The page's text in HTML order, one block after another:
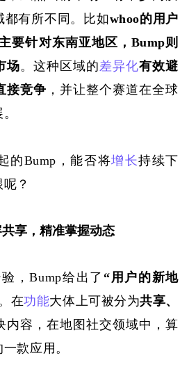
都有所不同。比如whoo的用户
要针对东南亚地区，Bump则
场。这种区域的差异化有效避
接竞争 ，并让整个赛道在全球
的Bump，能否将增长持续下
？
享，精准掌握动态
，Bump给出了 “用户的新地
在功能大体上可被分为共享、
内容，在地图社交领域中，算
款应用。